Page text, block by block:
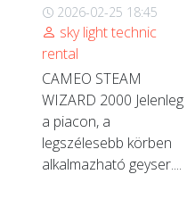
2026-02-25 18:45
sky light technic
rental
CAMEO STEAM
WIZARD 2000 Jelenleg
a piacon, a
legszélesebb körben
alkalmazható geyser....